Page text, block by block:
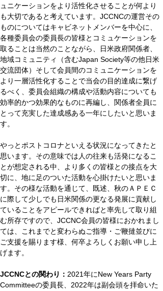
ュニケーションをより活性化させることが何より
も大切であると考えています。JCCNCの運営その
ものについてはキャビネットメンバーを中心に、
各種委員会の委員長の皆様とコミュケーションを
取ることは当然のことながら、日米政府関係者、
地域コミュニティ（含むJapan Society等の他日米
交流団体）そして会員間のコミュニケーションを
より一層活性化することで当会の目的達成に繋げ
るべく、委員会組織の構成や活動内容についても
効率的かつ効果的なものに再編し、関係者全員に
とって充実した達成感ある一年にしたいと思いま
す。
やっとポストコロナといえる状況になってきたと
思います。その意味では人の往来も活発になるこ
とが想定される中、より多くの皆様との接点を大
切に、地に足のついた活動を心掛けたいと思いま
す。その様な活動を通じて、既述、秋のＡＰＥＣ
に際して少しでも日米関係の更なる発展に貢献し
ていることをアピールできればと率先して取り組
む所存ですので、JCCNC会員の皆様におかれまし
ては、これまでと変わらぬご指導・ご鞭撻並びに
ご支援を賜ります様、何卒よろしくお願い申し上
げます。
JCCNCとの関わり： 2021年にNew Years Party
Committeeの委員長、2022年は副会頭を拝命いた